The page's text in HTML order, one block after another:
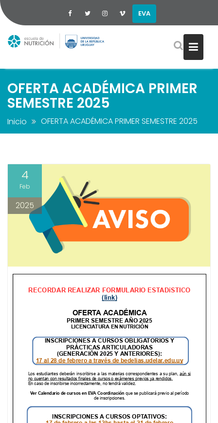
EVA
OFERTA ACADÉMICA PRIMER
SEMESTRE 2025
Inicio OFERTA ACADÉMICA PRIMER SEMESTRE 2025
4
Feb
2025